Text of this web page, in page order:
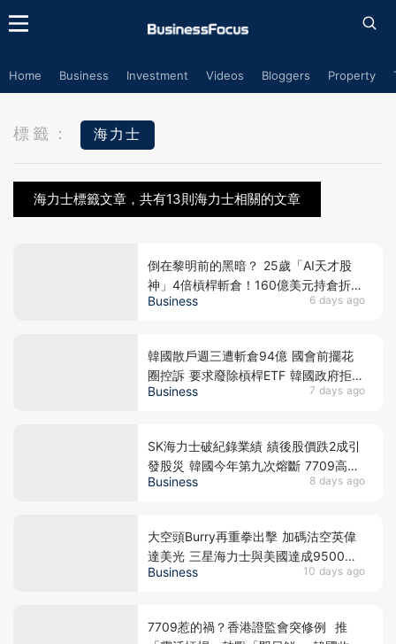
Home Business Investment Videos Bloggers Property
標籤： 海力士
海力士標籤文章，共有13則海力士相關的文章
Business 6 days ago
倒在黎明前的黑暗？ 25歲「AI天才股
神」4倍槓桿斬倉！160億美元持倉折價
出讓 全球晶片股大奇蹟日 SK海力士韓
Business 7 days ago
韓國散戶週三遭斬倉94億 國會前擺花
圈控訴 要求廢除槓桿ETF 韓國政府拒救
市 保護散戶只是口號？香港下週一起改
Business 8 days ago
SK海力士破紀錄業績 績後股價跌2成引
發股災 韓國今年第九次熔斷 7709高位
蒸發9成 見底是否言之尚早？
Business 10 days ago
大空頭Burry再重拳出擊 加碼沽空英偉
達美光 三星海力士與美國達成9500億
美元訂單 揭開「左手交右手」背後的估
7709惹的禍？香港證監會突修例 推